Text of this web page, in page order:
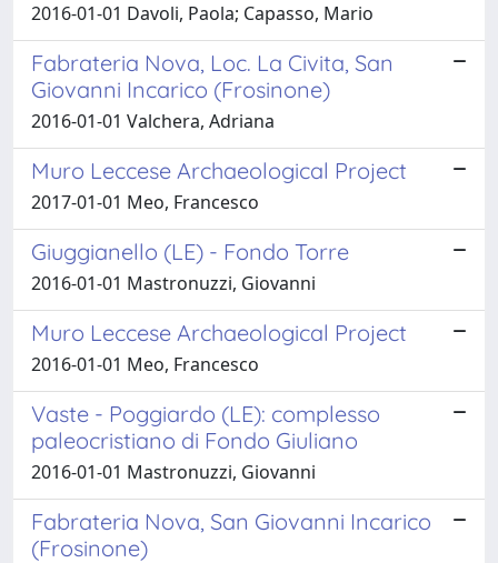
2016-01-01 Davoli, Paola; Capasso, Mario
Fabrateria Nova, Loc. La Civita, San
Giovanni Incarico (Frosinone)
2016-01-01 Valchera, Adriana
Muro Leccese Archaeological Project
2017-01-01 Meo, Francesco
Giuggianello (LE) - Fondo Torre
2016-01-01 Mastronuzzi, Giovanni
Muro Leccese Archaeological Project
2016-01-01 Meo, Francesco
Vaste - Poggiardo (LE): complesso
paleocristiano di Fondo Giuliano
2016-01-01 Mastronuzzi, Giovanni
Fabrateria Nova, San Giovanni Incarico
(Frosinone)